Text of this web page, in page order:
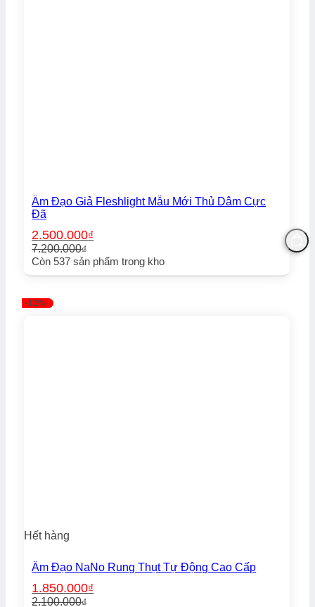
Âm Đạo Giả Fleshlight Mẫu Mới Thủ Dâm Cực
Đã
7.200.000₫
Giá
7.200.000₫.
2.500.000₫
Giá
là:
2.500.000₫.
Còn 537 sản phẩm trong kho
-12%
Hết hàng
Âm Đạo NaNo Rung Thụt Tự Động Cao Cấp
2.100.000₫
1.850.000₫